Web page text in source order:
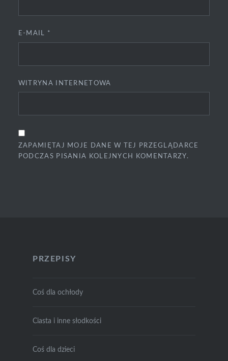
E-MAIL *
WITRYNA INTERNETOWA
ZAPAMIĘTAJ MOJE DANE W TEJ PRZEGLĄDARCE
PODCZAS PISANIA KOLEJNYCH KOMENTARZY.
PRZEPISY
Coś dla ochłody
Ciasta i inne słodkości
Coś dla dzieci